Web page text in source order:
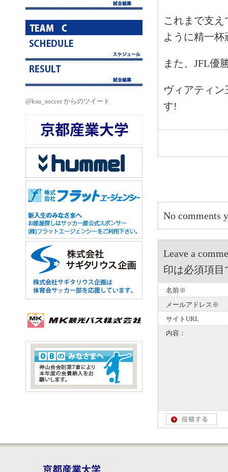
@ksu_soccer からのツイート
これまで支
ように精一
また、JFL優
ヴィアティ
す!
No comments
Leave a
印は必須項目
名前※
メールアドレス※
サイトURL
内容：